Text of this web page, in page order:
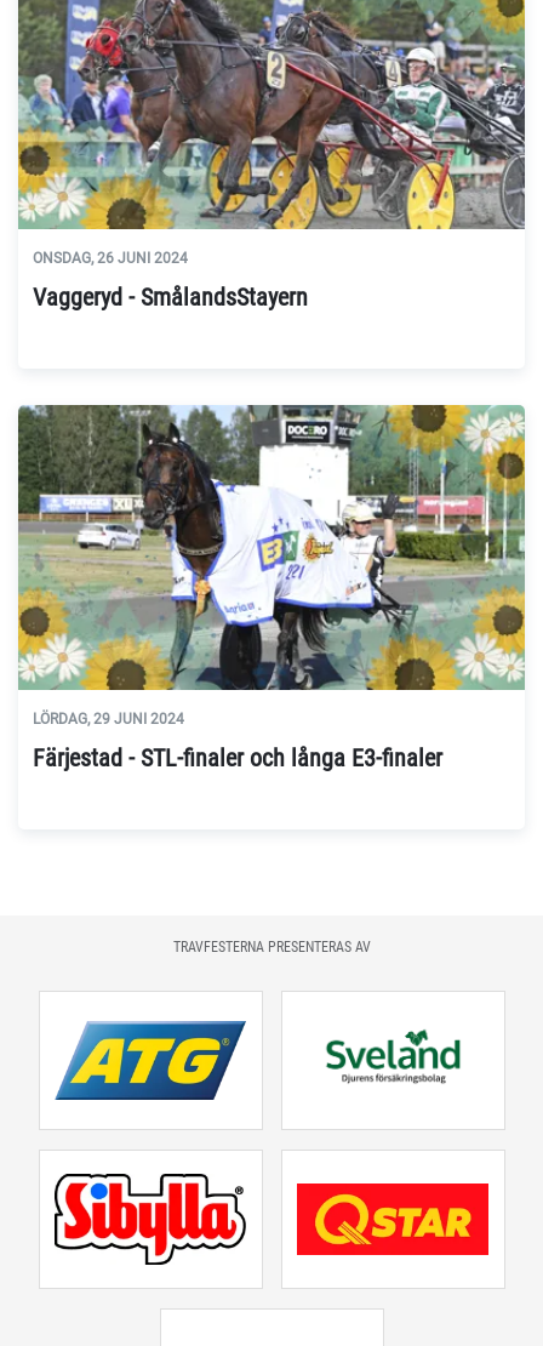
ONSDAG, 26 JUNI 2024
Vaggeryd - SmålandsStayern
LÖRDAG, 29 JUNI 2024
Färjestad - STL-finaler och långa E3-finaler
TRAVFESTERNA PRESENTERAS AV